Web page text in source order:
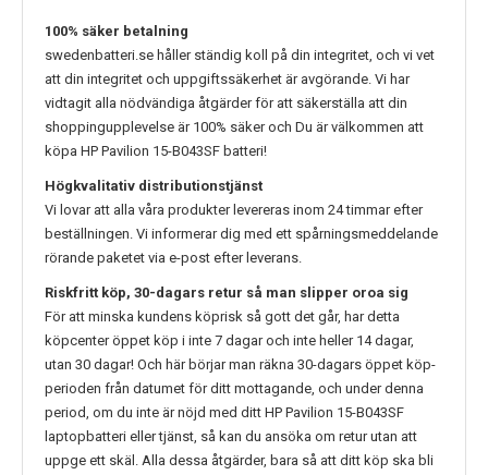
100% säker betalning
swedenbatteri.se håller ständig koll på din integritet, och vi vet
att din integritet och uppgiftssäkerhet är avgörande. Vi har
vidtagit alla nödvändiga åtgärder för att säkerställa att din
shoppingupplevelse är 100% säker och Du är välkommen att
köpa HP Pavilion 15-B043SF batteri!
Högkvalitativ distributionstjänst
Vi lovar att alla våra produkter levereras inom 24 timmar efter
beställningen. Vi informerar dig med ett spårningsmeddelande
rörande paketet via e-post efter leverans.
Riskfritt köp, 30-dagars retur så man slipper oroa sig
För att minska kundens köprisk så gott det går, har detta
köpcenter öppet köp i inte 7 dagar och inte heller 14 dagar,
utan 30 dagar! Och här börjar man räkna 30-dagars öppet köp-
perioden från datumet för ditt mottagande, och under denna
period, om du inte är nöjd med ditt HP Pavilion 15-B043SF
laptopbatteri eller tjänst, så kan du ansöka om retur utan att
uppge ett skäl. Alla dessa åtgärder, bara så att ditt köp ska bli